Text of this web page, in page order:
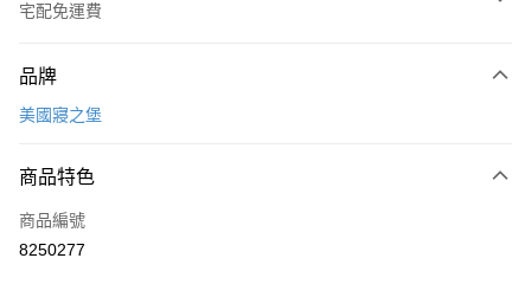
宅配免運費
信用卡一次付款
3 期 0 利率 每期
合作金庫商業銀行
上海商業儲蓄銀行
合作金庫商業銀行
LINE Pay
品牌
美國寢之堡
商品特色
商品編號
8250277